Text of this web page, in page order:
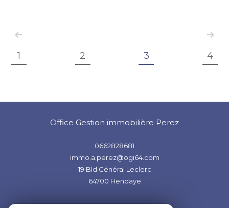
1 2 3 4
Office Gestion immobilière Perez
0662828681
immo.a.perez@ogi64.com
19 Bld Général Leclerc
64700
Hendaye